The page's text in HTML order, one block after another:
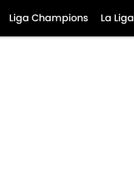
Liga Champions La Liga